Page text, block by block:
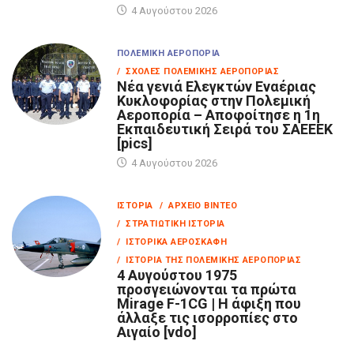
4 Αυγούστου 2026
ΠΟΛΕΜΙΚΉ ΑΕΡΟΠΟΡΊΑ
/ ΣΧΟΛΈΣ ΠΟΛΕΜΙΚΉΣ ΑΕΡΟΠΟΡΊΑΣ
Νέα γενιά Ελεγκτών Εναέριας
Κυκλοφορίας στην Πολεμική
Αεροπορία – Αποφοίτησε η 1η
Εκπαιδευτική Σειρά του ΣΑΕΕΕΚ
[pics]
4 Αυγούστου 2026
ΙΣΤΟΡΊΑ
/ ΑΡΧΕΊΟ ΒΊΝΤΕΟ
/ ΣΤΡΑΤΙΩΤΙΚΉ ΙΣΤΟΡΊΑ
/ ΙΣΤΟΡΙΚΆ ΑΕΡΟΣΚΆΦΗ
/ ΙΣΤΟΡΊΑ ΤΗΣ ΠΟΛΕΜΙΚΉΣ ΑΕΡΟΠΟΡΊΑΣ
4 Αυγούστου 1975
προσγειώνονται τα πρώτα
Mirage F-1CG | Η άφιξη που
άλλαξε τις ισορροπίες στο
Αιγαίο [vdo]